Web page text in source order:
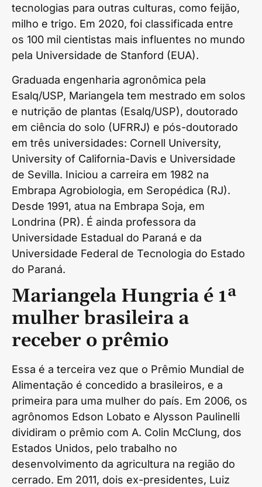
tecnologias para outras culturas, como feijão,
milho e trigo. Em 2020, foi classificada entre
os 100 mil cientistas mais influentes no mundo
pela Universidade de Stanford (EUA).
Graduada engenharia agronômica pela
Esalq/USP, Mariangela tem mestrado em solos
e nutrição de plantas (Esalq/USP), doutorado
em ciência do solo (UFRRJ) e pós-doutorado
em três universidades: Cornell University,
University of California-Davis e Universidade
de Sevilla. Iniciou a carreira em 1982 na
Embrapa Agrobiologia, em Seropédica (RJ).
Desde 1991, atua na Embrapa Soja, em
Londrina (PR). É ainda professora da
Universidade Estadual do Paraná e da
Universidade Federal de Tecnologia do Estado
do Paraná.
Mariangela Hungria é 1ª
mulher brasileira a
receber o prêmio
Essa é a terceira vez que o Prêmio Mundial de
Alimentação é concedido a brasileiros, e a
primeira para uma mulher do país. Em 2006, os
agrônomos Edson Lobato e Alysson Paulinelli
dividiram o prêmio com A. Colin McClung, dos
Estados Unidos, pelo trabalho no
desenvolvimento da agricultura na região do
cerrado. Em 2011, dois ex-presidentes, Luiz